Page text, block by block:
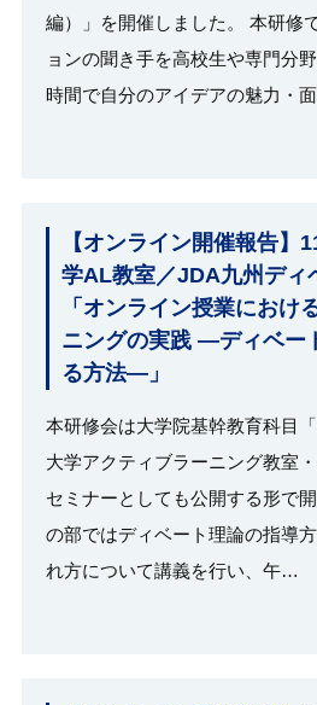
編）」を開催しました。 本研修
ョンの聞き手を高校生や専門分
時間で自分のアイデアの魅力・
【オンライン開催報告】
学AL教室／JDA九州ディ
「オンライン授業におけ
ニングの実践 ―ディベー
る方法―」
本研修会は大学院基幹教育科目
大学アクティブラーニング教室
セミナーとしても公開する形で
の部ではディベート理論の指導
れ方について講義を行い、午…